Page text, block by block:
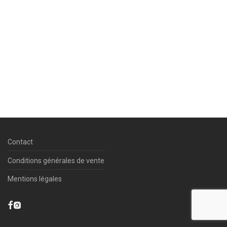
Contact
Conditions générales de vente
Mentions légales